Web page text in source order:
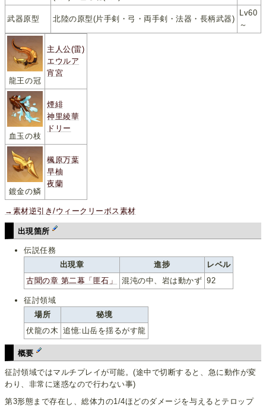
武器原型 北陸の原型(片手剣・弓・両手剣・法器・長柄武器)
Lv60
～
龍王の冠
主人公(雷)
エウルア
宵宮
血玉の枝
煙緋
神里綾華
ドリー
鍍金の鱗
楓原万葉
早柚
夜蘭
→素材逆引き/ウィークリーボス素材
出現箇所
伝説任務
出現章
進捗
レベル
古聞の章 第二幕「匪石」
混沌の中、岩は動かず 92
征討領域
場所
秘境
伏龍の木 追憶:山岳を揺るがす龍
概要
征討領域ではマルチプレイが可能。(途中で切断すると、急に動作が変
わり、非常に迷惑なので行わない事)
第3形態まで存在し、総体力の1/4ほどのダメージを与えるとテロップ